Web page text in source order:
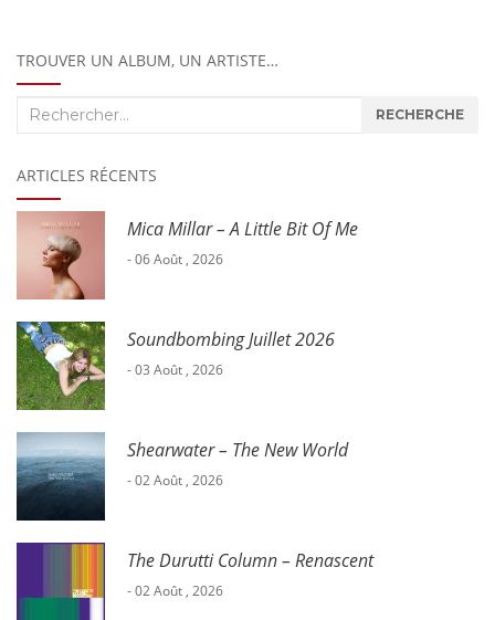
TROUVER UN ALBUM, UN ARTISTE…
Recherche
RECHERCHE
ARTICLES RÉCENTS
Mica Millar – A Little Bit Of Me
- 06 Août , 2026
Soundbombing Juillet 2026
- 03 Août , 2026
Shearwater – The New World
- 02 Août , 2026
The Durutti Column – Renascent
- 02 Août , 2026